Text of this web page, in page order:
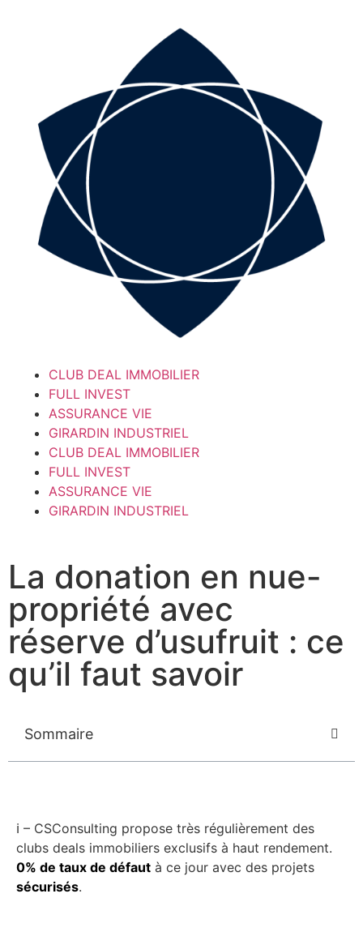
CLUB DEAL IMMOBILIER
FULL INVEST
ASSURANCE VIE
GIRARDIN INDUSTRIEL
CLUB DEAL IMMOBILIER
FULL INVEST
ASSURANCE VIE
GIRARDIN INDUSTRIEL
La donation en nue-
propriété avec
réserve d’usufruit : ce
qu’il faut savoir
Sommaire
ℹ️ – CSConsulting propose très régulièrement des
clubs deals immobiliers exclusifs à haut rendement.
0% de taux de défaut à ce jour avec des projets
sécurisés.